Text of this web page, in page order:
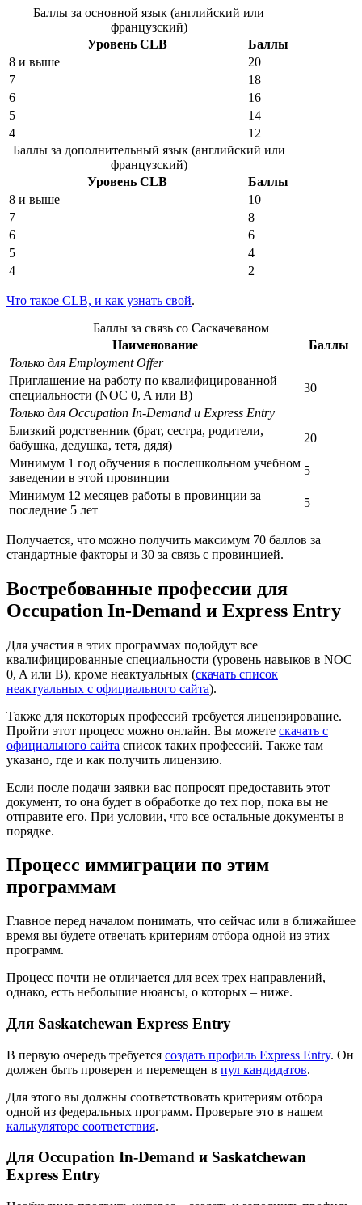
Баллы за основной язык (английский или
французский)
Уровень CLB
Баллы
8 и выше
20
7
18
6
16
5
14
4
12
Баллы за дополнительный язык (английский или
французский)
Уровень CLB
Баллы
8 и выше
10
7
8
6
6
5
4
4
2
Что такое CLB, и как узнать свой.
Баллы за связь со Саскачеваном
Наименование
Баллы
Только для Employment Offer
Приглашение на работу по квалифицированной
специальности (NOC 0, A или B)
30
Только для Occupation In-Demand и Express Entry
Близкий родственник (брат, сестра, родители,
бабушка, дедушка, тетя, дядя)
20
Минимум 1 год обучения в послешкольном учебном
заведении в этой провинции
5
Минимум 12 месяцев работы в провинции за
последние 5 лет
5
Получается, что можно получить максимум 70 баллов за
стандартные факторы и 30 за связь с провинцией.
Востребованные профессии для
Occupation In-Demand и Express Entry
Для участия в этих программах подойдут все
квалифицированные специальности (уровень навыков в NOC
0, A или B), кроме неактуальных (скачать список
неактуальных с официального сайта).
Также для некоторых профессий требуется лицензирование.
Пройти этот процесс можно онлайн. Вы можете скачать с
официального сайта список таких профессий. Также там
указано, где и как получить лицензию.
Если после подачи заявки вас попросят предоставить этот
документ, то она будет в обработке до тех пор, пока вы не
отправите его. При условии, что все остальные документы в
порядке.
Процесс иммиграции по этим
программам
Главное перед началом понимать, что сейчас или в ближайшее
время вы будете отвечать критериям отбора одной из этих
программ.
Процесс почти не отличается для всех трех направлений,
однако, есть небольшие нюансы, о которых – ниже.
Для Saskatchewan Express Entry
В первую очередь требуется создать профиль Express Entry. Он
должен быть проверен и перемещен в пул кандидатов.
Для этого вы должны соответствовать критериям отбора
одной из федеральных программ. Проверьте это в нашем
калькуляторе соответствия.
Для Occupation In-Demand и Saskatchewan
Express Entry